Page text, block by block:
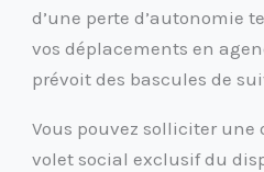
d’une perte d’autonomie
vos déplacements en
prévoit des bascules de
Vous pouvez solliciter une
volet social exclusif du